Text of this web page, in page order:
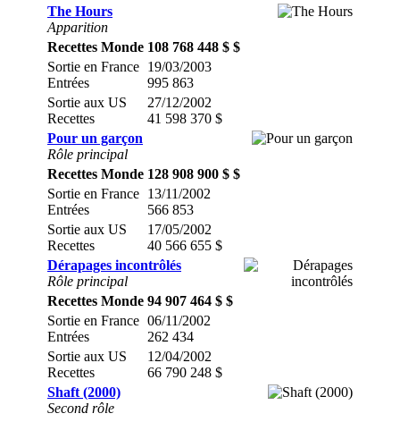
The Hours
Apparition
Recettes Monde 108 768 448 $ $
Sortie en France
Entrées
19/03/2003
995 863
Sortie aux US
Recettes
27/12/2002
41 598 370 $
Pour un garçon
Rôle principal
Recettes Monde 128 908 900 $ $
Sortie en France
Entrées
13/11/2002
566 853
Sortie aux US
Recettes
17/05/2002
40 566 655 $
Dérapages incontrôlés
Rôle principal
Recettes Monde 94 907 464 $ $
Sortie en France
Entrées
06/11/2002
262 434
Sortie aux US
Recettes
12/04/2002
66 790 248 $
Shaft (2000)
Second rôle